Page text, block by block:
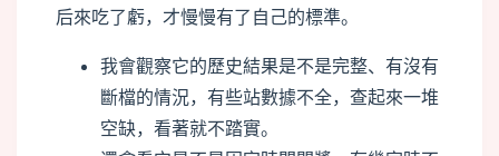
后來吃了虧，才慢慢有了自己的標準。
我會觀察它的歷史結果是不是完整、有沒有
斷檔的情況，有些站數據不全，查起來一堆
空缺，看著就不踏實。